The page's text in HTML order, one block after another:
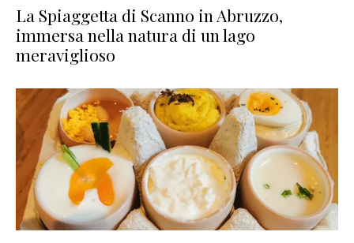
La Spiaggetta di Scanno in Abruzzo,
immersa nella natura di un lago
meraviglioso